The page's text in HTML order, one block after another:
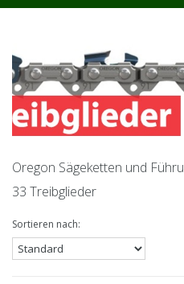
Oregon Sägeketten und
33 Treibglieder
Sortieren nach: